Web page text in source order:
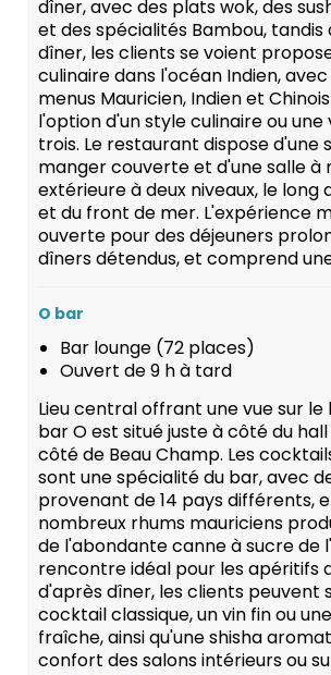
dîner, avec des plats wok, des
et des spécialités Bambou, tandis
dîner, les clients se voient
culinaire dans l'océan Indien,
menus Mauricien, Indien et
l'option d'un style culinaire ou
trois. Le restaurant dispose d'une
manger couverte et d'une salle à
extérieure à deux niveaux, le long
et du front de mer. L'expérience
ouverte pour des déjeuners
dîners détendus, et comprend
O bar
Bar lounge (72 places)
Ouvert de 9 h à tard
Lieu central offrant une vue sur le
bar O est situé juste à côté du
côté de Beau Champ. Les
sont une spécialité du bar, avec
provenant de 14 pays différents,
nombreux rhums mauriciens
de l'abondante canne à sucre de
rencontre idéal pour les apéritifs
d'après dîner, les clients peuvent
cocktail classique, un vin fin ou
fraîche, ainsi qu'une shisha
confort des salons intérieurs ou